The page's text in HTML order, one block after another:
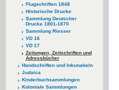
Flugschriften 1848
Historische Drucke
Sammlung Deutscher
Drucke 1801-1870
Sammlung Riesser
VD 16
VD 17
Zeitungen, Zeitschriften und
Adressbücher
Handschriften und Inkunabeln
Judaica
Kinderbuchsammlungen
Koloniale Sammlungen